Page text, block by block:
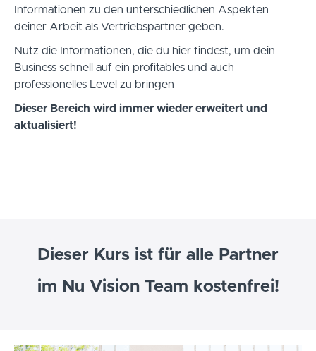
Informationen zu den unterschiedlichen Aspekten
deiner Arbeit als Vertriebspartner geben.
Nutz die Informationen, die du hier findest, um dein
Business schnell auf ein profitables und auch
professionelles Level zu bringen
Dieser Bereich wird immer wieder erweitert und
aktualisiert!
Dieser Kurs ist für alle Partner
im Nu Vision Team kostenfrei!